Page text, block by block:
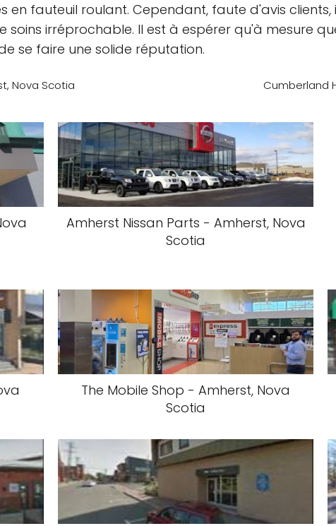
en fauteuil roulant. Cependant, faute d'avis
irréprochable. Il est à espérer qu'à mesure
se faire une solide réputation.
Nova Scotia Cumberland
Amherst Nissan Parts - Amherst, Nova
Scotia
The Mobile Shop - Amherst, Nova
Scotia